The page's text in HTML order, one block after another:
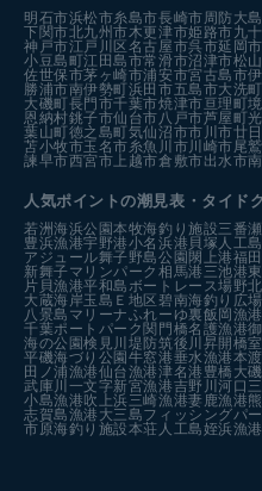
明石市浜松市糸島市長崎市 周防大
下関市北九州市木更津市姫路市九
神戸市江戸川区名古屋市呉市延岡市
小豆島町江田島市常滑市沼津市松
佐世保市茅ヶ崎市浦安市宮古島市
勝浦市南伊勢町浜田市五島市大洗町
大磯町長門市千葉市焼津市亘理町
恩納村銚子市仙台市 八戸市芦屋町
葉山町徳之島町気仙沼市市川市廿
苫小牧市玉名市糸魚川市 川崎市尾
諫早市西宮市 上越市倉敷市出水市
人気ポイントの潮見表・タイド
若洲海浜公園本牧海釣り施設三番瀬
豊浜漁港宇野港小名浜港 貝塚人工島
アジュール舞子野島公園閖上港福
新舞子マリンパーク 相馬港 三池港
片貝漁港平和島ボートレース場野
大蔵海岸玉島Ｅ地区碧南海釣り広場
八景島マリーナふれーゆ裏飯岡漁港
千葉ポートパーク関門橋名護漁港
海の公園検見川堤防筑後川昇開橋
平磯海づり公園牛窓港垂水漁港本
田ノ浦漁港仙台漁港津名港 豊橋 大
武庫川一文字新宮漁港吉野川河口
小島漁港吹上浜三崎漁港妻鹿漁港
志賀島漁港 大三島フィッシングパ
市原海釣り施設本荘人工島姪浜漁港